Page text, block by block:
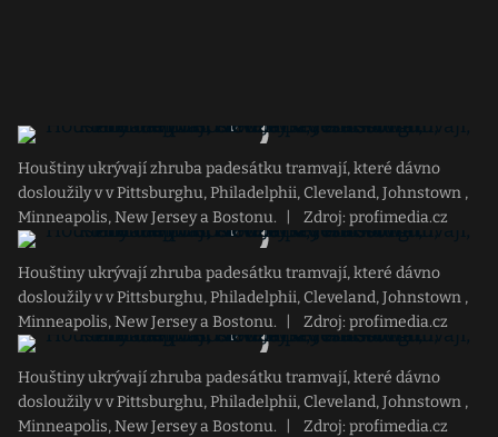
Houštiny ukrývají zhruba padesátku tramvají, které dávno
dosloužily v v Pittsburghu, Philadelphii, Cleveland, Johnstown ,
Minneapolis, New Jersey a Bostonu.
Zdroj: profimedia.cz
Houštiny ukrývají zhruba padesátku tramvají, které dávno
dosloužily v v Pittsburghu, Philadelphii, Cleveland, Johnstown ,
Minneapolis, New Jersey a Bostonu.
Zdroj: profimedia.cz
Houštiny ukrývají zhruba padesátku tramvají, které dávno
dosloužily v v Pittsburghu, Philadelphii, Cleveland, Johnstown ,
Minneapolis, New Jersey a Bostonu.
Zdroj: profimedia.cz